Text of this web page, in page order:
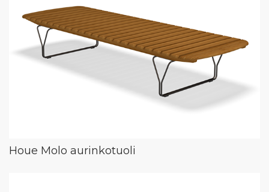
Houe Molo aurinkotuoli